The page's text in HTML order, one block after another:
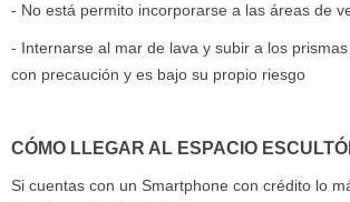
- No está permito incorporarse a las áreas de
- Internarse al mar de lava y subir a los
con precaución y es bajo su propio riesgo
CÓMO LLEGAR AL ESPACIO
Si cuentas con un Smartphone con crédito lo